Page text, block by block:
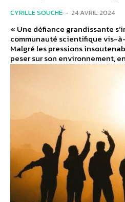
CYRILLE SOUCHE - 24 AVRIL 2024
« Une défiance grandissante
communauté scientifique vis-
Malgré les pressions
peser sur son environnement,